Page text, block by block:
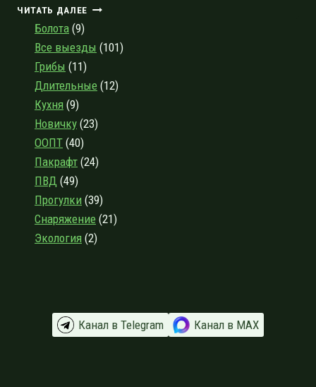
ЧИТАТЬ ДАЛЕЕ КИРИЛЛОВСКОЕ
ДОТЫ
МАННЕРГЕЙМА
ПОД
ДОЖДЁМ
Болота (9)
Все выезды (101)
Грибы (11)
Длительные (12)
Кухня (9)
Новичку (23)
ООПТ (40)
Пакрафт (24)
ПВД (49)
Прогулки (39)
Снаряжение (21)
Экология (2)
Канал в Telegram Канал в МАХ